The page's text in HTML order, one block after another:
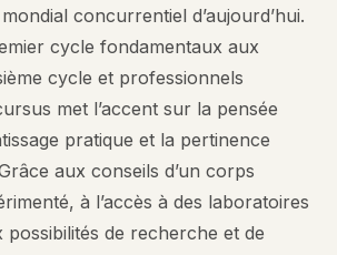
concurrentiel d’aujourd’hui.
cycle fondamentaux aux
cycle et professionnels
met l’accent sur la pensée
pratique et la pertinence
aux conseils d’un corps
à l’accès à des laboratoires
possibilités de recherche et de